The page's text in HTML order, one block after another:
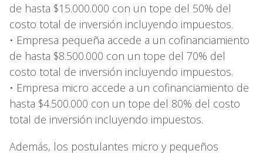
de hasta $15.000.000 con un tope del 50% del
costo total de inversión incluyendo impuestos.
• Empresa pequeña accede a un cofinanciamiento
de hasta $8.500.000 con un tope del 70% del
costo total de inversión incluyendo impuestos.
• Empresa micro accede a un cofinanciamiento de
hasta $4.500.000 con un tope del 80% del costo
total de inversión incluyendo impuestos.
Además, los postulantes micro y pequeños